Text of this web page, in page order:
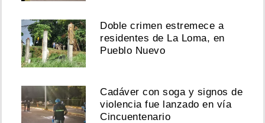
Doble crimen estremece a
residentes de La Loma, en
Pueblo Nuevo
Cadáver con soga y signos de
violencia fue lanzado en vía
Cincuentenario